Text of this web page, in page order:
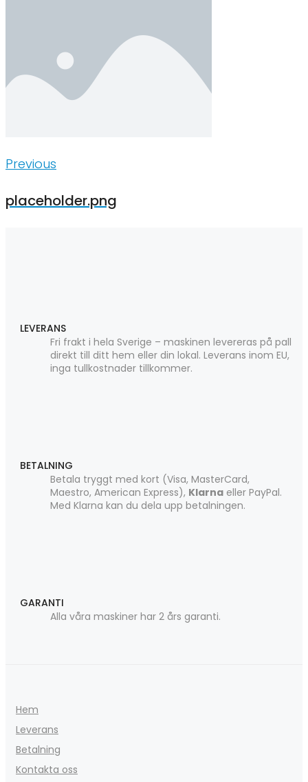
Inläggsnavigering
Previous
Previous
placeholder.png
LEVERANS
Fri frakt i hela Sverige – maskinen levereras på pall
direkt till ditt hem eller din lokal. Leverans inom EU,
inga tullkostnader tillkommer.
BETALNING
Betala tryggt med kort (Visa, MasterCard,
Maestro, American Express), Klarna eller PayPal.
Med Klarna kan du dela upp betalningen.
GARANTI
Alla våra maskiner har 2 års garanti.
Hem
Leverans
Betalning
Kontakta oss